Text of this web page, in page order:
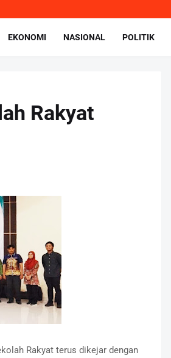
EKONOMI NASIONAL POLITIK
Rakyat
Rakyat terus dikejar dengan